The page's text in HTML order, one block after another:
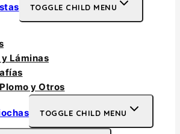
TOGGLE CHILD MENU
Láminas
y Otros
TOGGLE CHILD MENU